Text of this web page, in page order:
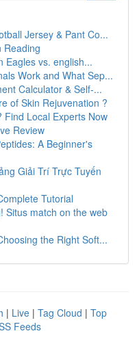
Jersey & Pant Co...
Reading
Eagles vs. english...
Work and What Sep...
Calculator & Self-...
of Skin Rejuvenation ?
Find Local Experts Now
Review
A Beginner's
Giải Trí Trực Tuyến
Tutorial
Situs match on the web
the Right Soft...
| Live | Tag Cloud | Top
Feeds